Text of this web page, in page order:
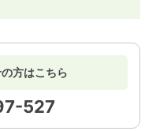
方はこちら
527